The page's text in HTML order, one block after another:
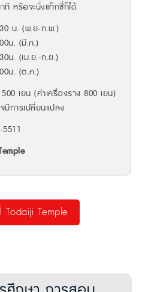
หรือจะนั่งแท็กซี่ก็ได้
น. (พ.ย-ก.พ.)
น. (มี.ค.)
น. (เม.ย.-ก.ย.)
น. (ต.ค.)
500 เยน (ค่าเครื่องราง 800 เยน)
มีการเปลี่ยนแปลง
Temple